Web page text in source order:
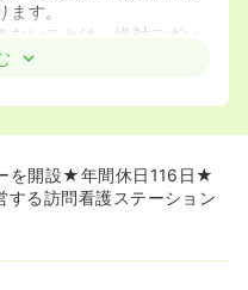
す。
ないことは、絶対ござい
トいたします。
に育成体制強化！
演習をはじめとする、在
得するための研修施設
OJT研修で喀痰吸引、
問看護に必要な書類の作
を開設★年間休日116日★
する訪問看護ステーション